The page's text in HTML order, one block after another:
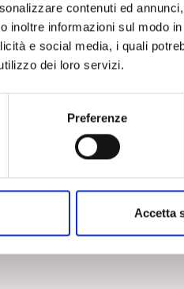
contenuti ed
inoltre informazioni sul modo
e social media, i quali
dei loro servizi.
Preferenze
Accetta
di Pollenzo e
cibo e culture
Cordone
L’esperienza delle donne
AL CIBO